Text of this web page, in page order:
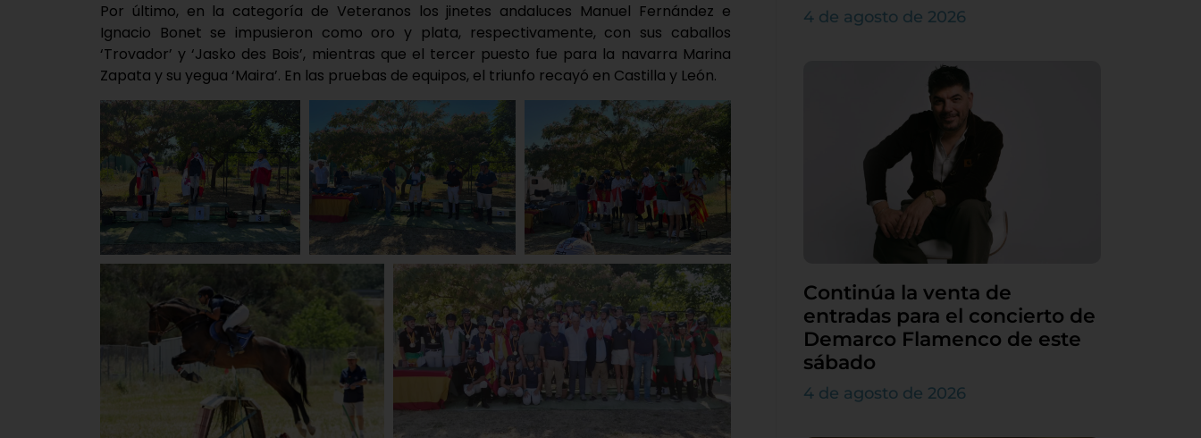
Por último, en la categoría de Veteranos los jinetes andaluces Manuel Fernández e
Ignacio Bonet se impusieron como oro y plata, respectivamente, con sus caballos
‘Trovador’ y ‘Jasko des Bois’, mientras que el tercer puesto fue para la navarra Marina
Zapata y su yegua ‘Maira’. En las pruebas de equipos, el triunfo recayó en Castilla y León.
4 de agosto de 2026
Continúa la venta de
entradas para el concierto de
Demarco Flamenco de este
sábado
4 de agosto de 2026